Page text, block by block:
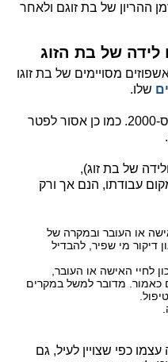
ההריון של בת זוגם ולאחר
לצורך בדיקות ואשפוזים מסויימים של בת זוגו
שלו.
כך קובע חוק דמי מחלה (היעדרות עקב הריון ולידה של בת זוג), תש"ס-2000. כמו כן אסור לפטר
של בת זוג),
ממקום עבודתו, הנם אך ורק
או העובר ובמקרה של
כגון דיקור מי שפיר, להבדיל
לחיי האישה או העובר,
כאמור. מדובר למשל במקרים
כפי שצויין לעיל, גם